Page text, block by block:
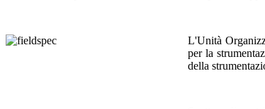
L'Unità
per la
della